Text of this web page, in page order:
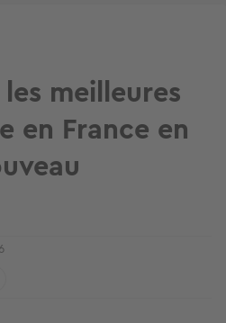
meilleures
en France en